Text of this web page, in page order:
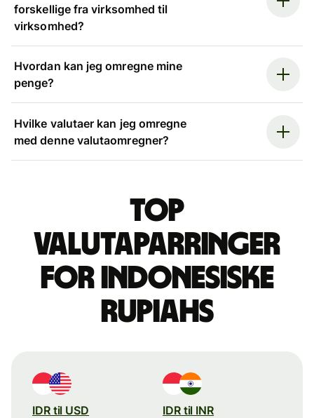
forskellige fra virksomhed til
virksomhed?
Hvordan kan jeg omregne mine
penge?
Hvilke valutaer kan jeg omregne
med denne valutaomregner?
Top
valutaparringer
for indonesiske
rupiahs
IDR til USD IDR til INR